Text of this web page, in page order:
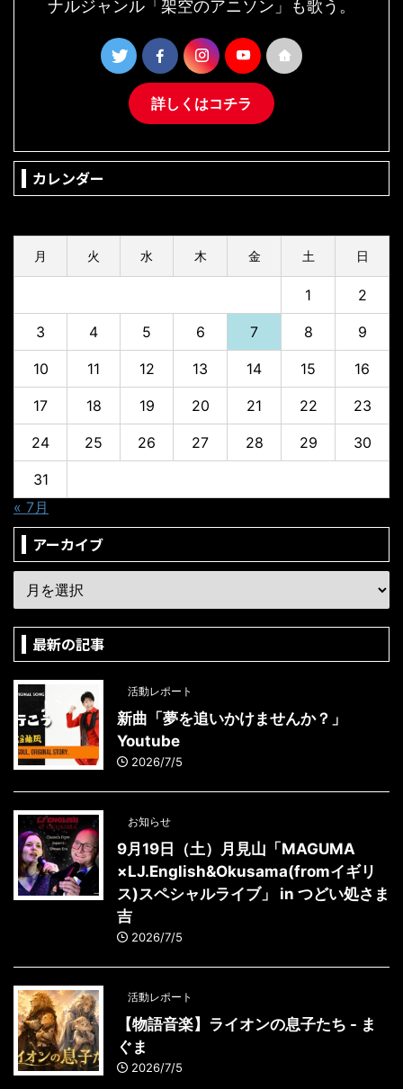
ナルジャンル「架空のアニソン」も歌う。
詳しくはコチラ
カレンダー
月 火 水 木 金 土 日
1 2
3 4 5 6 7 8 9
10 11 12 13 14 15 16
17 18 19 20 21 22 23
24 25 26 27 28 29 30
31
« 7月
アーカイブ
最新の記事
活動レポート
新曲「夢を追いかけませんか？」
Youtube
2026/7/5
お知らせ
9月19日（土）月見山「MAGUMA
×LJ.English&Okusama(fromイギリ
ス)スペシャルライブ」 in つどい処さま
吉
2026/7/5
活動レポート
【物語音楽】ライオンの息子たち - ま
ぐま
2026/7/5